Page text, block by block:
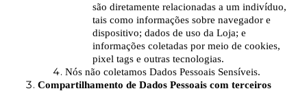
são diretamente relacionadas a um indivíduo,
tais como informações sobre navegador e
dispositivo; dados de uso da Loja; e
informações coletadas por meio de cookies,
pixel tags e outras tecnologias.
Nós não coletamos Dados Pessoais Sensíveis.
Compartilhamento de Dados Pessoais com terceiros